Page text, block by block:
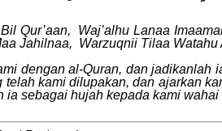
Qur’aan, Waj’alhu Lanaa
Jahilnaa, Warzuqnii Tilaa
dengan al-Quran, dan jadikanlah
telah kami dilupakan, dan ajarkan
ia sebagai hujah kepada kami